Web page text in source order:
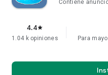
Contiene
4.4star
1.04 k opiniones Para